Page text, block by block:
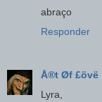
abraço
Responder
Å®t Øf £övë
Lyra,